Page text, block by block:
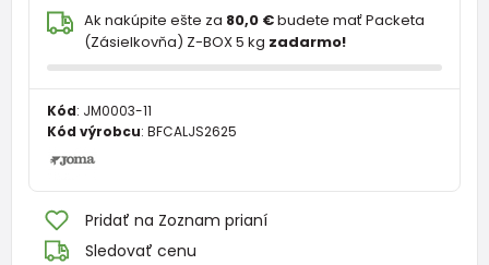
Ak nakúpite ešte za 80,0 €budete mať Packeta
(Zásielkovňa) Z-BOX 5 kg zadarmo!
Kód: JM0003-11
Kód výrobcu: BFCALJS2625
Pridať na Zoznam prianí
Sledovať cenu